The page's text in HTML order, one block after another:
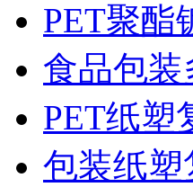
PET聚酯
食品包
PET纸
包装纸